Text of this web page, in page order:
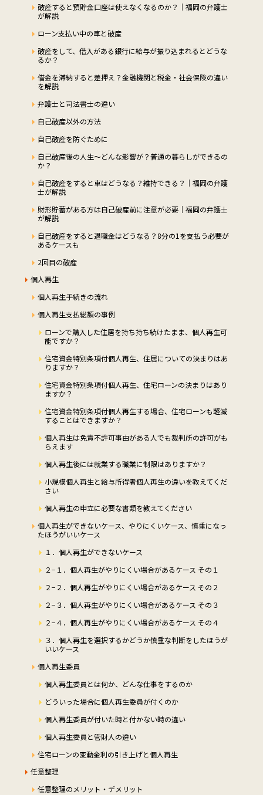
破産すると預貯金口座は使えなくなるのか？｜福岡の弁護士
が解説
ローン支払い中の車と破産
破産をして、借入がある銀行に給与が振り込まれるとどうな
るか？
借金を滞納すると差押え？金融機関と税金・社会保険の違い
を解説
弁護士と司法書士の違い
自己破産以外の方法
自己破産を防ぐために
自己破産後の人生～どんな影響が？普通の暮らしができるの
か？
自己破産をすると車はどうなる？維持できる？｜福岡の弁護
士が解説
財形貯蓄がある方は自己破産前に注意が必要｜福岡の弁護士
が解説
自己破産をすると退職金はどうなる？8分の1を支払う必要が
あるケースも
2回目の破産
個人再生
個人再生手続きの流れ
個人再生支払総額の事例
ローンで購入した住居を持ち持ち続けたまま、個人再生可
能ですか？
住宅資金特別条項付個人再生、住居についての決まりはあ
りますか？
住宅資金特別条項付個人再生、住宅ローンの決まりはあり
ますか？
住宅資金特別条項付個人再生する場合、住宅ローンも軽減
することはできますか？
個人再生は免責不許可事由がある人でも裁判所の許可がも
らえます
個人再生後には就業する職業に制限はありますか？
小規模個人再生と給与所得者個人再生の違いを教えてくだ
さい
個人再生の申立に必要な書類を教えてください
個人再生ができないケース、やりにくいケース、慎重になっ
たほうがいいケース
１．個人再生ができないケース
２−１．個人再生がやりにくい場合があるケース その１
２−２．個人再生がやりにくい場合があるケース その２
２−３．個人再生がやりにくい場合があるケース その３
２−４．個人再生がやりにくい場合があるケース その４
３．個人再生を選択するかどうか慎重な判断をしたほうが
いいケース
個人再生委員
個人再生委員とは何か、どんな仕事をするのか
どういった場合に個人再生委員が付くのか
個人再生委員が付いた時と付かない時の違い
個人再生委員と管財人の違い
住宅ローンの変動金利の引き上げと個人再生
任意整理
任意整理のメリット・デメリット